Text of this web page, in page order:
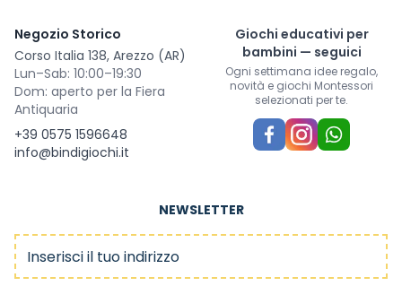
Negozio Storico
Corso Italia 138, Arezzo (AR)
Lun–Sab: 10:00–19:30
Dom: aperto per la Fiera
Antiquaria
+39 0575 1596648
info@bindigiochi.it
Giochi educativi per
bambini — seguici
Ogni settimana idee regalo,
novità e giochi Montessori
selezionati per te.
NEWSLETTER
Indirizzo email